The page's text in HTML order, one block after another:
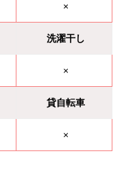
×
洗濯干し
×
貸自転車
×